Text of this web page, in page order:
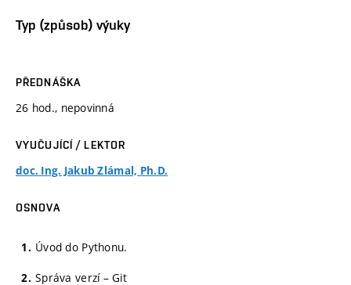
Typ (způsob) výuky
PŘEDNÁŠKA
26 hod., nepovinná
VYUČUJÍCÍ / LEKTOR
doc. Ing. Jakub Zlámal, Ph.D.
OSNOVA
Úvod do Pythonu.
Správa verzí – Git